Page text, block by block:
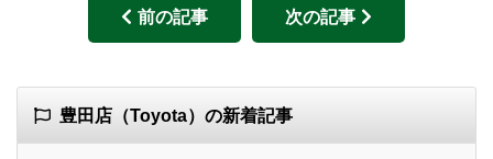
前の記事 次の記事
豊田店（Toyota）の新着記事